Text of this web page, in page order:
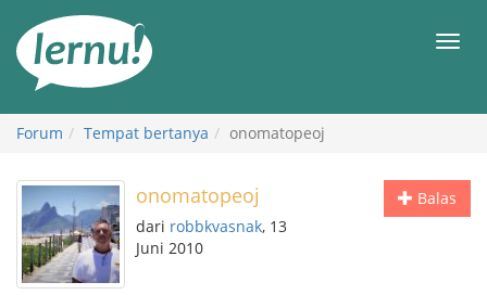
daftar
Forum Tempat bertanya onomatopeoj
Balas
onomatopeoj
dari robbkvasnak, 13
Juni 2010